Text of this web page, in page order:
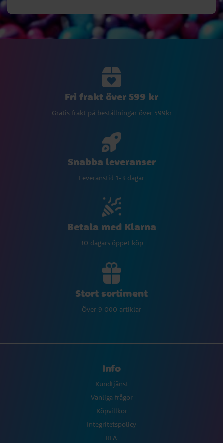
Fri frakt över 599 kr
Gratis frakt på beställningar över 599kr
Snabba leveranser
Leveranstid 1-3 dagar
Betala med Klarna
30 dagars öppet köp
Stort sortiment
Över 9 000 artiklar
Info
Kundtjänst
Vanliga frågor
Köpvillkor
Integritetspolicy
REA